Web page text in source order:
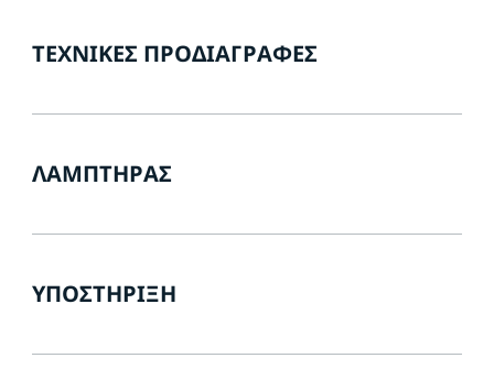
ΤΕΧΝΙΚΈΣ ΠΡΟΔΙΑΓΡΑΦΈΣ
ΛΑΜΠΤΉΡΑΣ
ΥΠΟΣΤΉΡΙΞΗ